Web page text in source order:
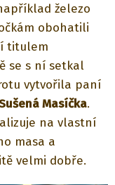
železo
obohatili
titulem
se s ní setkal
vytvořila paní
Masíčka.
na vlastní
masa a
velmi dobře.